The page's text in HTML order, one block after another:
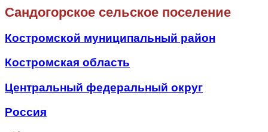
Сандогорское сельское поселение
Костромской муниципальный район
Костромская область
Центральный федеральный округ
Россия